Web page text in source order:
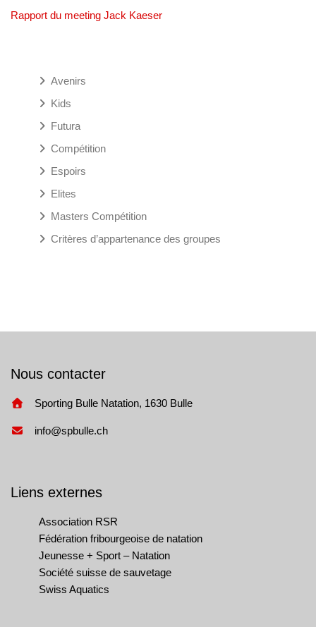
Rapport du meeting Jack Kaeser
Avenirs
Kids
Futura
Compétition
Espoirs
Elites
Masters Compétition
Critères d’appartenance des groupes
Nous contacter
Sporting Bulle Natation, 1630 Bulle
info@spbulle.ch
Liens externes
Association RSR
Fédération fribourgeoise de natation
Jeunesse + Sport – Natation
Société suisse de sauvetage
Swiss Aquatics